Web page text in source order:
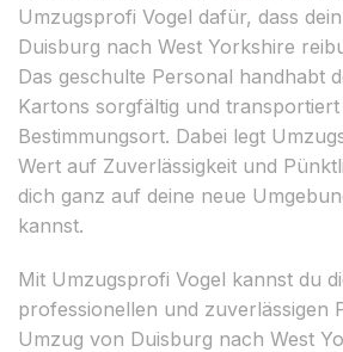
Umzugsprofi Vogel dafür, dass
Duisburg nach West Yorkshire
Das geschulte Personal handhabt
Kartons sorgfältig und
Bestimmungsort. Dabei legt
Wert auf Zuverlässigkeit und
dich ganz auf deine neue
kannst.
Mit Umzugsprofi Vogel kannst du
professionellen und zuverlässigen
Umzug von Duisburg nach West